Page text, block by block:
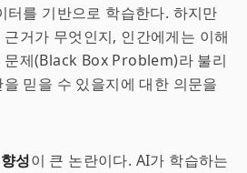
터를 기반으로 학습한다. 하지만
거가 무엇인지, 인간에게는 이해
문제(Black Box Problem)라 불리
믿을 수 있을지에 대한 의문을
성이 큰 논란이다. AI가 학습하는